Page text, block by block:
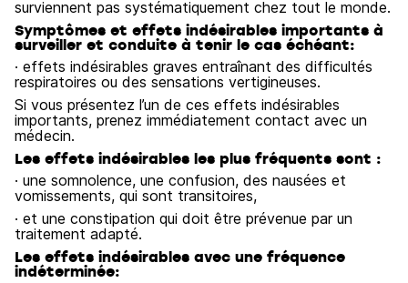
surviennent pas systématiquement chez tout le monde.
Symptômes et effets indésirables importants à
surveiller et conduite à tenir le cas échéant:
· effets indésirables graves entraînant des difficultés
respiratoires ou des sensations vertigineuses.
Si vous présentez l’un de ces effets indésirables
importants, prenez immédiatement contact avec un
médecin.
Les effets indésirables les plus fréquents sont :
· une somnolence, une confusion, des nausées et
vomissements, qui sont transitoires,
· et une constipation qui doit être prévenue par un
traitement adapté.
Les effets indésirables avec une fréquence
indéterminée: